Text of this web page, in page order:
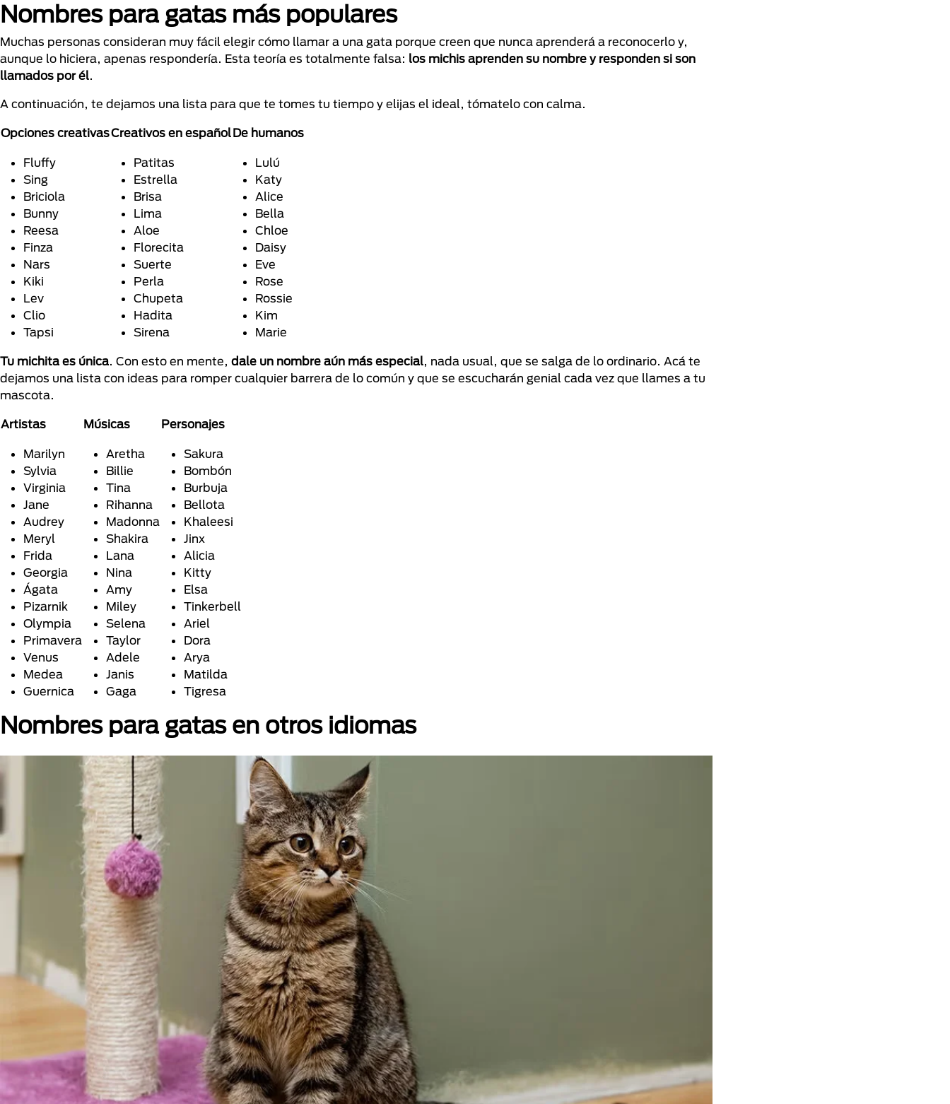
Nombres para gatas más populares
Muchas personas consideran muy fácil elegir cómo llamar a una gata porque creen que nunca aprenderá a reconocerlo y,
aunque lo hiciera, apenas respondería. Esta teoría es totalmente falsa: los michis aprenden su nombre y responden si son
llamados por él.
A continuación, te dejamos una lista para que te tomes tu tiempo y elijas el ideal, tómatelo con calma.
Opciones creativasCreativos en españolDe humanos
Fluffy
Sing
Briciola
Bunny
Reesa
Finza
Nars
Kiki
Lev
Clio
Tapsi
Patitas
Estrella
Brisa
Lima
Aloe
Florecita
Suerte
Perla
Chupeta
Hadita
Sirena
Lulú
Katy
Alice
Bella
Chloe
Daisy
Eve
Rose
Rossie
Kim
Marie
Tu michita es única. Con esto en mente, dale un nombre aún más especial, nada usual, que se salga de lo ordinario. Acá te
dejamos una lista con ideas para romper cualquier barrera de lo común y que se escucharán genial cada vez que llames a tu
mascota.
Artistas Músicas Personajes
Marilyn
Sylvia
Virginia
Jane
Audrey
Meryl
Frida
Georgia
Ágata
Pizarnik
Olympia
Primavera
Venus
Medea
Guernica
Aretha
Billie
Tina
Rihanna
Madonna
Shakira
Lana
Nina
Amy
Miley
Selena
Taylor
Adele
Janis
Gaga
Sakura
Bombón
Burbuja
Bellota
Khaleesi
Jinx
Alicia
Kitty
Elsa
Tinkerbell
Ariel
Dora
Arya
Matilda
Tigresa
Nombres para gatas en otros idiomas